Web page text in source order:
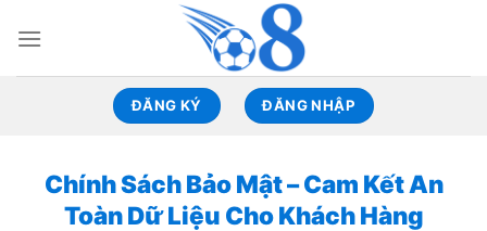
ĐĂNG KÝ ĐĂNG NHẬP
Chính Sách Bảo Mật – Cam Kết An
Toàn Dữ Liệu Cho Khách Hàng